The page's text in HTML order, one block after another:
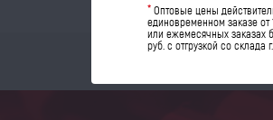
*Оптовые цены
единовременном заказе от
или ежемесячных заказах
руб. с отгрузкой со склада